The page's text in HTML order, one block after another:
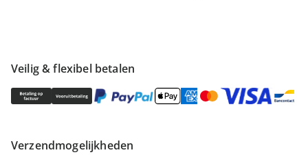
Veilig & flexibel betalen
Verzendmogelijkheden